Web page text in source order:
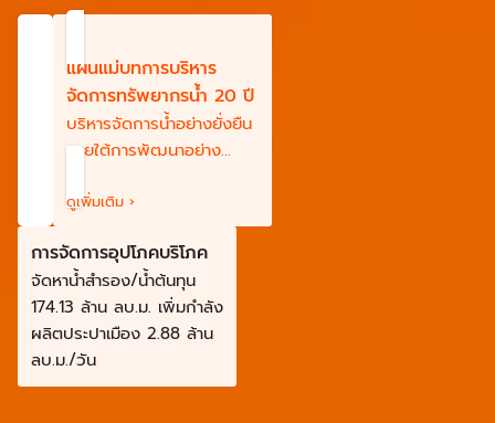
ประสิทธิภาพการฟื้นฟู
อย่างยั่งยืน
แผนแม่บทการบริหาร
จัดการทรัพยากรน้ำ 20 ปี
บริหารจัดการน้ำอย่างยั่งยืน
ภายใต้การพัฒนาอย่าง
ของทุกภาคส่วน
ดูเพิ่มเติม ›
การจัดการอุปโภคบริโภค
จัดหาน้ำสำรอง/น้ำต้นทุน
174.13 ล้าน ลบ.ม. เพิ่มกำลัง
ผลิตประปาเมือง 2.88 ล้าน
ลบ.ม./วัน